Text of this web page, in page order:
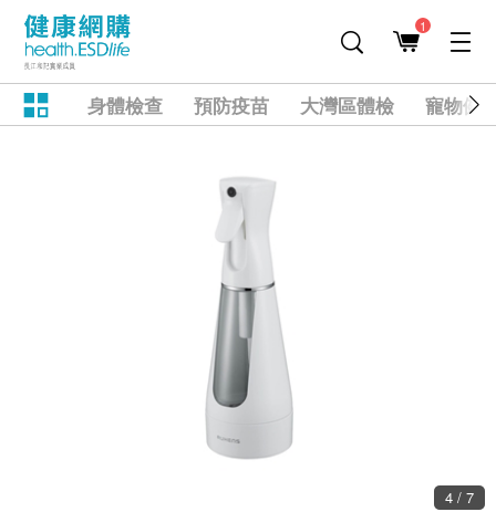
1
身體檢查 預防疫苗 大灣區體檢 寵物健
4 / 7